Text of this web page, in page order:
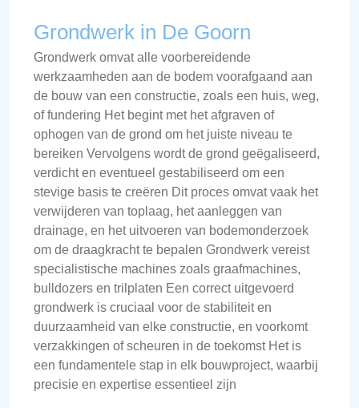
Grondwerk in De Goorn
Grondwerk omvat alle voorbereidende
werkzaamheden aan de bodem voorafgaand aan
de bouw van een constructie, zoals een huis, weg,
of fundering Het begint met het afgraven of
ophogen van de grond om het juiste niveau te
bereiken Vervolgens wordt de grond geëgaliseerd,
verdicht en eventueel gestabiliseerd om een
stevige basis te creëren Dit proces omvat vaak het
verwijderen van toplaag, het aanleggen van
drainage, en het uitvoeren van bodemonderzoek
om de draagkracht te bepalen Grondwerk vereist
specialistische machines zoals graafmachines,
bulldozers en trilplaten Een correct uitgevoerd
grondwerk is cruciaal voor de stabiliteit en
duurzaamheid van elke constructie, en voorkomt
verzakkingen of scheuren in de toekomst Het is
een fundamentele stap in elk bouwproject, waarbij
precisie en expertise essentieel zijn